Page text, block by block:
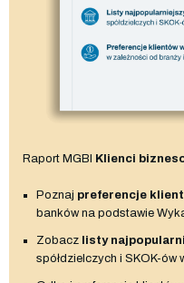
Raport MGBI Klienci
Poznaj preferencje
banków na podstawie
Zobacz listy
spółdzielczych i SKOK-ów